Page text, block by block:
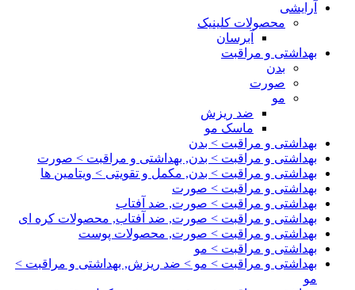
آرایشی
محصولات کلینیک
آبرسان
بهداشتی و مراقبت
بدن
صورت
مو
ضد ریزش
ماسک مو
بهداشتی و مراقبت > بدن
بهداشتی و مراقبت > بدن, بهداشتی و مراقبت > صورت
بهداشتی و مراقبت > بدن, مکمل و تقویتی > ویتامین ها
بهداشتی و مراقبت > صورت
بهداشتی و مراقبت > صورت, ضد آفتاب
بهداشتی و مراقبت > صورت, ضد آفتاب, محصولات کره ای
بهداشتی و مراقبت > صورت, محصولات پوست
بهداشتی و مراقبت > مو
بهداشتی و مراقبت > مو > ضد ریزش, بهداشتی و مراقبت >
مو